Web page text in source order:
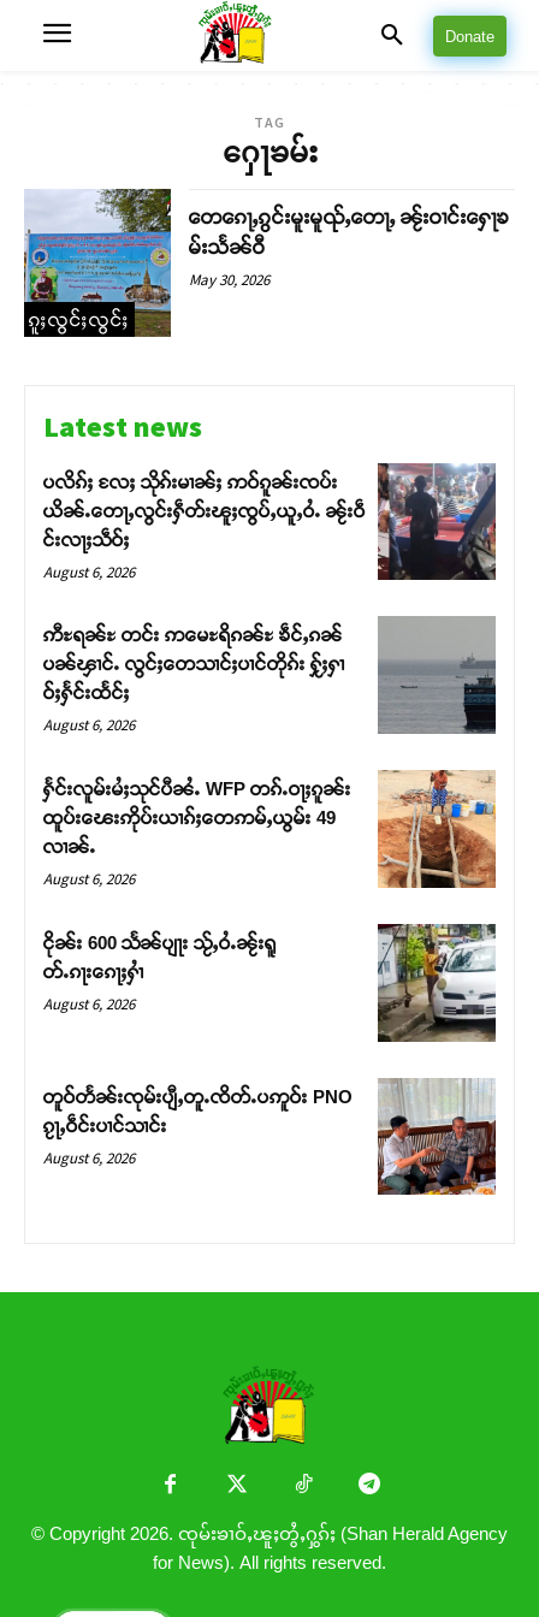
တႃႇႁႂ်ႈသဵင်ၵၢင်ၸႂ်ၵူၼ်းမိူင်း ၵူႈတီႈၵူႈလႅၼ်ပေႃးတေၸွ
တ်ႇ တူဝ်ႈလုမ်ႈၾႃႉၼၼ်ႉ ၶဝ်ႈႁူမ်ႈၵမ်ႉထႅမ် ၸုမ်းၶၢ
ဝ်ႇၽူႈတွႆႇႁွၵ်ႈ လႆႈယူႇၶႃႈဢေႃႈ။
Donate
TAG
ႁေႃၶမ်း
ၵူႈလွင်ႈလွင်ႈ
တေၵေႃႇၵွင်းမူးမူၺ်ႇတေႃႇ ၼႂ်းဝၢင်းႁေႃၶ
မ်းသႅၼ်ဝီ
May 30, 2026
Latest news
ပလိၵ်ႈ လႄႈ သိုၵ်းမၢၼ်ႈ ဢဝ်ၵူၼ်းၸပ်း
ယိၼ်ႉတေႃႇလွင်းႁဵတ်းၽူႈၸွပ်ႇယူႇဝႆႉ ၼႂ်းဝဵ
င်းလႃႈသဵဝ်ႈ
August 6, 2026
ဢီႊရၼ်ႊ တင်း ဢမေႊရိၵၼ်ႊ ၶဵင်ႇၵၼ်
ပၼ်ၾၢင်ႉ လွင်ႈတေသၢင်ႈပၢင်တိုၵ်း ႁႂ်ႈႁၢ
ဝ်ႈႁႅင်းထႅင်ႈ
August 6, 2026
ႁႅင်းလူမ်းမႆႈသုင်ပီၼႆႉ WFP တၵ်ႉဝႃႈၵူၼ်း
ထူပ်းၽေးဢိုပ်းယၢၵ်ႈတေဢမ်ႇယွမ်း 49
လၢၼ်ႉ
August 6, 2026
ငိုၼ်း 600 သႅၼ်ပျႃး သႂ်ႇဝႆႉၼႂ်းရူ
တ်ႉၵႃးၵေႃႈႁၢႆ
August 6, 2026
တူဝ်တႅၼ်းၸုမ်းပျီႇတူႉၸိတ်ႉပဢူဝ်း PNO
ၵႂႃႇဝဵင်းပၢင်သၢင်း
August 6, 2026
© Copyright 2026. ၸုမ်းၶၢဝ်ႇၽူႈတွႆႇႁွၵ်ႈ (Shan Herald Agency
for News). All rights reserved.